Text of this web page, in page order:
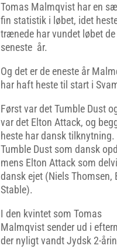
Tomas Malmqvist har en
fin statistik i løbet, idet
trænede har vundet løbet
seneste år.
Og det er de eneste år
har haft heste til start i
Først var det Tumble Dust
var det Elton Attack, og
heste har dansk tilknytning.
Tumble Dust som dansk
mens Elton Attack som
dansk ejet (Niels Thomsen,
Stable).
I den kvintet som Tomas
Malmqvist sender ud i
der nyligt vandt Jydsk 2-